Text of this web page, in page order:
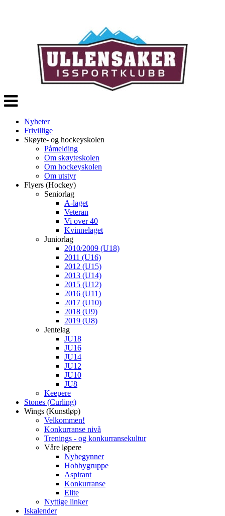
Veksle
navigasjon
Nyheter
Frivillige
Skøyte- og hockeyskolen
Påmelding
Om skøyteskolen
Om hockeyskolen
Om utstyr
Flyers (Hockey)
Seniorlag
A-laget
Veteran
Vi over 40
Kvinnelaget
Juniorlag
2010/2009 (U18)
2011 (U16)
2012 (U15)
2013 (U14)
2015 (U12)
2016 (U11)
2017 (U10)
2018 (U9)
2019 (U8)
Jentelag
JU18
JU16
JU14
JU12
JU10
JU8
Keepere
Stones (Curling)
Wings (Kunstløp)
Velkommen!
Konkurranse nivå
Trenings - og konkurransekultur
Våre løpere
Nybegynner
Hobbygruppe
Aspirant
Konkurranse
Elite
Nyttige linker
Iskalender